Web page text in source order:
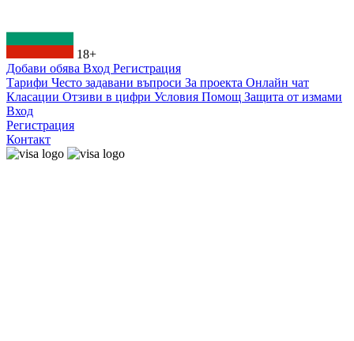
18+
Добави обява Вход Регистрация
Тарифи Често задавани въпроси За проекта Онлайн чат
Класации Отзиви в цифри Условия Помощ Защита от измами
Вход
Регистрация
Контакт